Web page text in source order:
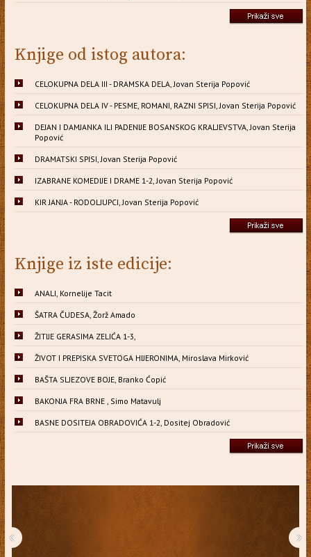
Knjige od istog autora:
CELOKUPNA DELA III - DRAMSKA DELA, Jovan Sterija Popović
CELOKUPNA DELA IV - PESME, ROMANI, RAZNI SPISI, Jovan Sterija Popović
DEJAN I DAMJANKA ILI PADENIJE BOSANSKOG KRALJEVSTVA, Jovan Sterija
Popović
DRAMATSKI SPISI, Jovan Sterija Popović
IZABRANE KOMEDIJE I DRAME 1-2, Jovan Sterija Popović
KIR JANJA - RODOLJUPCI, Jovan Sterija Popović
Knjige iz iste edicije:
ANALI, Kornelije Tacit
ŠATRA ČUDESA, Žorž Amado
ŽITIJE GERASIMA ZELIĆA 1-3,
ŽIVOT I PREPISKA SVETOGA HIJERONIMA, Miroslava Mirković
BAŠTA SLJEZOVE BOJE, Branko Ćopić
BAKONJA FRA BRNE , Simo Matavulj
BASNE DOSITEJA OBRADOVIĆA 1-2, Dositej Obradović
‹ ›